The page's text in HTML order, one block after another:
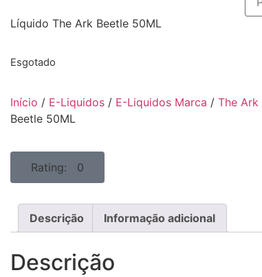
Líquido The Ark Beetle 50ML
Esgotado
Início / E-Liquidos / E-Liquidos Marca / The Ark
Beetle 50ML
Rating: 0
Descrição Informação adicional
Descrição